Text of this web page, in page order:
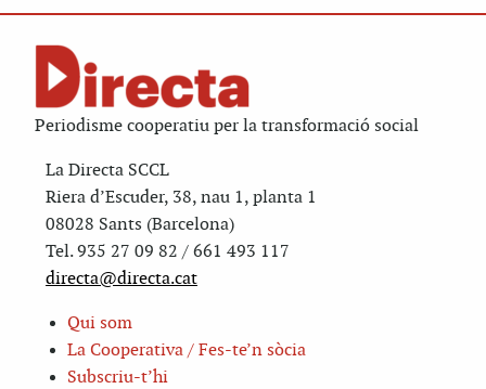
Periodisme cooperatiu per la transformació social
La Directa SCCL
Riera d’Escuder, 38, nau 1, planta 1
08028 Sants (Barcelona)
Tel. 935 27 09 82 / 661 493 117
directa@directa.cat
Qui som
La Cooperativa / Fes-te’n sòcia
Subscriu-t’hi